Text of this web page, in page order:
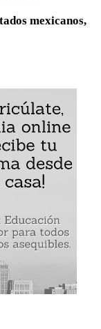
mexicanos,
directa
directa en
extranjera
y país
en México